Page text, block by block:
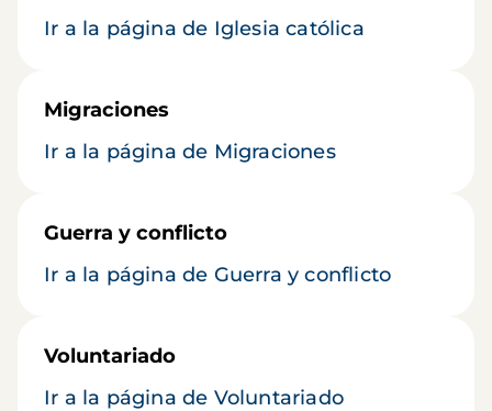
Ir a la página de Iglesia católica
Migraciones
Ir a la página de Migraciones
Guerra y conflicto
Ir a la página de Guerra y conflicto
Voluntariado
Ir a la página de Voluntariado